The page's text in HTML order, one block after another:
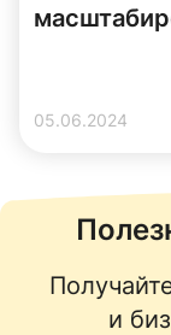
05.06.2024
и